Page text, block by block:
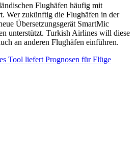
Flughäfen häufig mit
Wer zukünftig die Flughäfen in der
Übersetzungsgerät SmartMic
unterstützt. Turkish Airlines will diese
an anderen Flughäfen einführen.
Tool liefert Prognosen für Flüge